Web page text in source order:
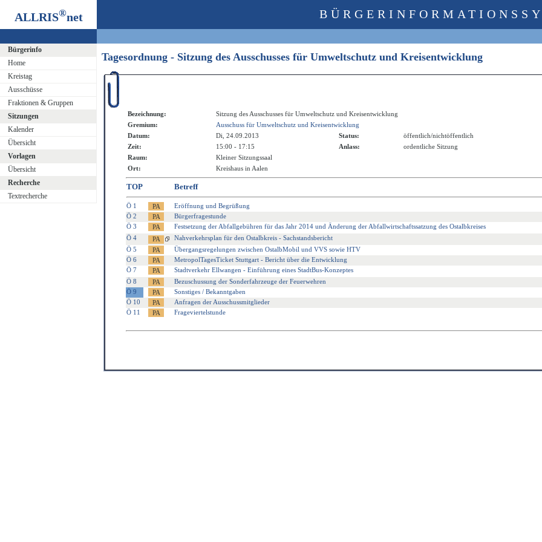
ALLRIS®net
Bürgerinfo
Home
Kreistag
Ausschüsse
Fraktionen & Gruppen
Sitzungen
Kalender
Übersicht
Vorlagen
Übersicht
Recherche
Textrecherche
Tagesordnung - Sitzung des Ausschusses für Umweltschutz und Kreisentwicklung
Bezeichnung:
Sitzung des Ausschusses für Umweltschutz und Kreisentwicklung
Gremium:
Ausschuss für Umweltschutz und Kreisentwicklung
Datum:
Di, 24.09.2013 Status:
öffentlich/nichtöffentlich
Zeit:
15:00 - 17:15 Anlass:
ordentliche Sitzung
Raum:
Kleiner Sitzungssaal
Ort:
Kreishaus in Aalen
TOP Betreff
Ö 1
Eröffnung und Begrüßung
Ö 2
Bürgerfragestunde
Ö 3
Festsetzung der Abfallgebühren für das Jahr 2014 und Änderung der Abfallwirtschaftssatzung des Ostalbkreises
Ö 4
Nahverkehrsplan für den Ostalbkreis - Sachstandsbericht
Ö 5
Übergangsregelungen zwischen OstalbMobil und VVS sowie HTV
Ö 6
MetropolTagesTicket Stuttgart - Bericht über die Entwicklung
Ö 7
Stadtverkehr Ellwangen - Einführung eines StadtBus-Konzeptes
Ö 8
Bezuschussung der Sonderfahrzeuge der Feuerwehren
Ö 9
Sonstiges / Bekanntgaben
Ö 10
Anfragen der Ausschussmitglieder
Ö 11
Frageviertelstunde